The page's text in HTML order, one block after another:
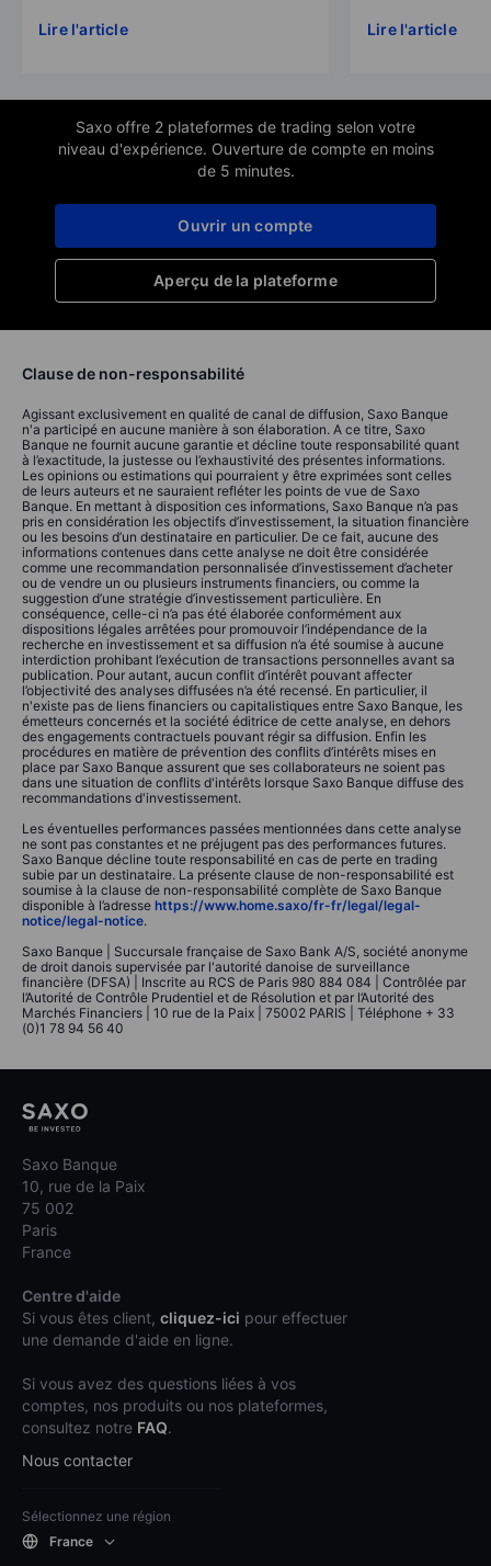
Lire l'article Lire l'article
Saxo offre 2 plateformes de trading selon votre
niveau d'expérience. Ouverture de compte en moins
de 5 minutes.
Aperçu de la plateforme
Ouvrir un compte
Clause de non-responsabilité
Agissant exclusivement en qualité de canal de diffusion, Saxo Banque
n'a participé en aucune manière à son élaboration. A ce titre, Saxo
Banque ne fournit aucune garantie et décline toute responsabilité quant
à l’exactitude, la justesse ou l’exhaustivité des présentes informations.
Les opinions ou estimations qui pourraient y être exprimées sont celles
de leurs auteurs et ne sauraient refléter les points de vue de Saxo
Banque. En mettant à disposition ces informations, Saxo Banque n’a pas
pris en considération les objectifs d’investissement, la situation financière
ou les besoins d’un destinataire en particulier. De ce fait, aucune des
informations contenues dans cette analyse ne doit être considérée
comme une recommandation personnalisée d’investissement d’acheter
ou de vendre un ou plusieurs instruments financiers, ou comme la
suggestion d’une stratégie d’investissement particulière. En
conséquence, celle-ci n’a pas été élaborée conformément aux
dispositions légales arrêtées pour promouvoir l’indépendance de la
recherche en investissement et sa diffusion n’a été soumise à aucune
interdiction prohibant l’exécution de transactions personnelles avant sa
publication. Pour autant, aucun conflit d’intérêt pouvant affecter
l’objectivité des analyses diffusées n’a été recensé. En particulier, il
n'existe pas de liens financiers ou capitalistiques entre Saxo Banque, les
émetteurs concernés et la société éditrice de cette analyse, en dehors
des engagements contractuels pouvant régir sa diffusion. Enfin les
procédures en matière de prévention des conflits d’intérêts mises en
place par Saxo Banque assurent que ses collaborateurs ne soient pas
dans une situation de conflits d'intérêts lorsque Saxo Banque diffuse des
recommandations d'investissement.
Les éventuelles performances passées mentionnées dans cette analyse
ne sont pas constantes et ne préjugent pas des performances futures.
Saxo Banque décline toute responsabilité en cas de perte en trading
subie par un destinataire. La présente clause de non-responsabilité est
soumise à la clause de non-responsabilité complète de Saxo Banque
disponible à l’adresse https://www.home.saxo/fr-fr/legal/legal-
notice/legal-notice.
Saxo Banque | Succursale française de Saxo Bank A/S, société anonyme
de droit danois supervisée par l'autorité danoise de surveillance
financière (DFSA) | Inscrite au RCS de Paris 980 884 084 | Contrôlée par
l’Autorité de Contrôle Prudentiel et de Résolution et par l’Autorité des
Marchés Financiers | 10 rue de la Paix | 75002 PARIS | Téléphone + 33
(0)1 78 94 56 40
Saxo Banque
10, rue de la Paix
75 002
Paris
France
Centre d'aide
Si vous êtes client, cliquez-ici pour effectuer
une demande d'aide en ligne.
Si vous avez des questions liées à vos
comptes, nos produits ou nos plateformes,
consultez notre FAQ.
Nous contacter
Sélectionnez une région
France